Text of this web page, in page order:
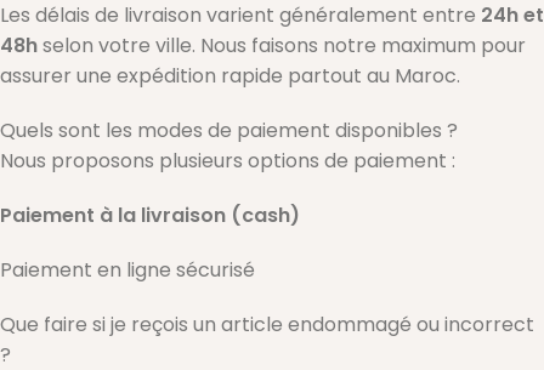
Les délais de livraison varient généralement entre 24h et
48hselon votre ville. Nous faisons notre maximum pour
assurer une expédition rapide partout au Maroc.
Quels sont les modes de paiement disponibles ?
Nous proposons plusieurs options de paiement :
Paiement à la livraison (cash)
Paiement en ligne sécurisé
Que faire si je reçois un article endommagé ou incorrect
?